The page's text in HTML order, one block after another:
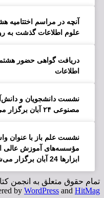
آنچه در مراسم اختتامیه
علوم اطلاعات گذشت به
دریافت گواهی حضور
اطلاعات
نشست دانشجویان و
مصنوعی ۲۴ آبان برگزار می‌شود.
نشست علم باز با عنوان
مؤسسه‌های آموزش عالی
ابزارها 24 آبان برگزار می‌شود.
تمام حقوق متعلق به انجمن
by WordPress and HitMag